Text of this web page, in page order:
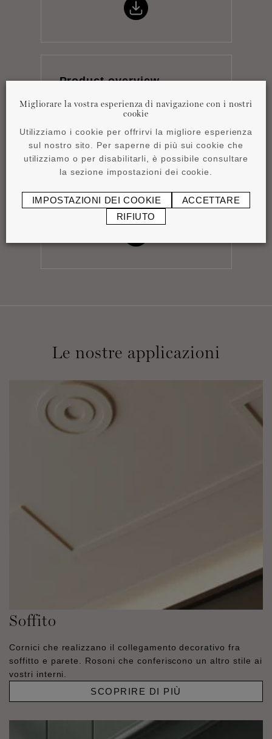
Product overview
l'installazione
Le nostre applicazioni
Soffito
Cornici che realizzano il collegamento decorativo fra
soffitto e parete. Rosoni che conferiscono un altro stile ai
vostri interni.
SCOPRIRE DI PIÙ
Migliorare la vostra esperienza di navigazione con i nostri
cookie
Utilizziamo i cookie per offrirvi la migliore esperienza
sul nostro sito. Per saperne di più sui cookie che
utilizziamo o per disabilitarli, è possibile consultare
la sezione impostazioni dei cookie.
IMPOSTAZIONI DEI COOKIE
ACCETTARE
RIFIUTO